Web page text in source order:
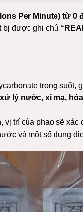
Per Minute) từ 0
bị được ghi chú
trong suốt,
lý nước, xi mạ,
vị trí của phao sẽ
và một số dung